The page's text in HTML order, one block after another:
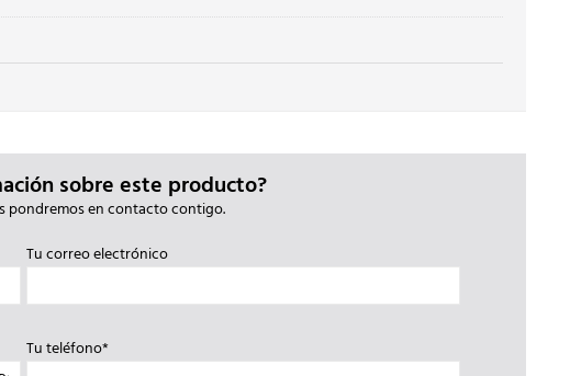
sobre este producto?
pondremos en contacto contigo.
Tu correo electrónico
Tu teléfono*